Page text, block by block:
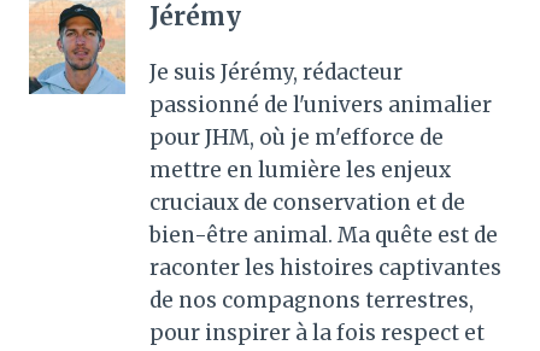
Jérémy
Je suis Jérémy, rédacteur
passionné de l'univers animalier
pour JHM, où je m'efforce de
mettre en lumière les enjeux
cruciaux de conservation et de
bien-être animal. Ma quête est de
raconter les histoires captivantes
de nos compagnons terrestres,
pour inspirer à la fois respect et